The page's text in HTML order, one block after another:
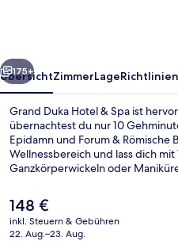
Weiter
175+
ÜbersichtZimmerLageRichtlinien
Grand Duka Hotel & Spa ist
übernachtest du nur 10
Epidamn und Forum & Römische
Wellnessbereich und lass dich
Ganzkörperwickeln oder
Abendessen mediterrane Küche
Stil bietet als weitere Highlights
Uhr geöffneten Fitnessbereich
Der
aktuelle
Preis
148 €
inkl. Steuern & Gebühren
22. Aug.–23. Aug.